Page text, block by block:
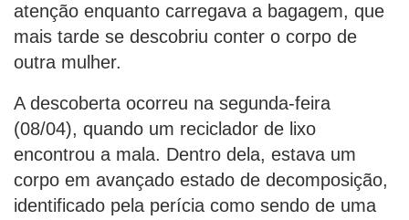
atenção enquanto carregava a bagagem, que
mais tarde se descobriu conter o corpo de
outra mulher.
A descoberta ocorreu na segunda-feira
(08/04), quando um reciclador de lixo
encontrou a mala. Dentro dela, estava um
corpo em avançado estado de decomposição,
identificado pela perícia como sendo de uma